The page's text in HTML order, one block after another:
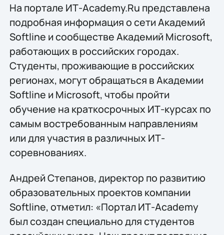
На портале ИТ-Academy.Ru представлена
подробная информация о сети Академий
Softline и сообществе Академий Microsoft,
работающих в российских городах.
Студенты, проживающие в российских
регионах, могут обращаться в Академии
Softline и Microsoft, чтобы пройти
обучение на краткосрочных ИТ-курсах по
самым востребованным направлениям
или для участия в различных ИТ-
соревнованиях.
Андрей Степанов, директор по развитию
образовательных проектов компании
Softline, отметил: «Портал ИТ-Academy
был создан специально для студентов